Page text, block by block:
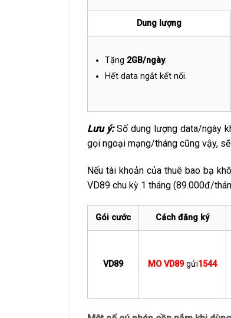
Dung lượng
Tặng 2GB/ngày.
Hết data ngắt kết nối.
Lưu ý:Số dung lượng data/ngày
gọi ngoại mạng/tháng cũng vậy,
Nếu tài khoản của thuê bao bạ
VD89 chu kỳ 1 tháng (89.000đ/
Gói cước Cách đăng ký
VD89 MO VD89gửi1544